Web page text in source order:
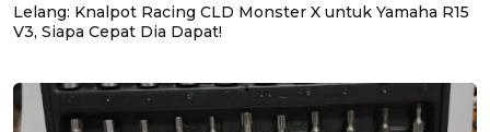
Lelang: Knalpot Racing CLD Monster X untuk Yamaha R15
V3, Siapa Cepat Dia Dapat!